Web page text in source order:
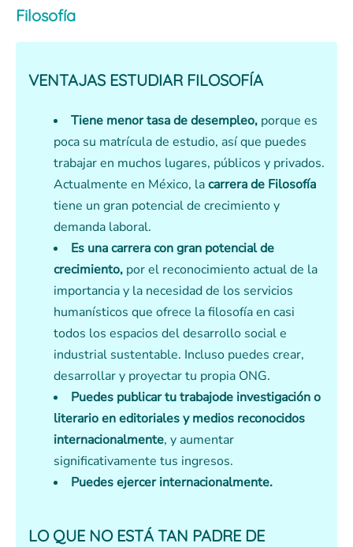
Filosofía
VENTAJAS ESTUDIAR FILOSOFÍA
Tiene menor tasa de desempleo, porque es
poca su matrícula de estudio, así que puedes
trabajar en muchos lugares, públicos y privados.
Actualmente en México, lacarrera de Filosofía
tiene un gran potencial de crecimiento y
demanda laboral.
Es una carrera con gran potencial de
crecimiento, por el reconocimiento actual de la
importancia y la necesidad de los servicios
humanísticos que ofrece la filosofía en casi
todos los espacios del desarrollo social e
industrial sustentable. Incluso puedes crear,
desarrollar y proyectar tu propia ONG.
Puedes publicar tu trabajode investigación o
literario en editoriales y medios reconocidos
internacionalmente, y aumentar
significativamente tus ingresos.
Puedes ejercer internacionalmente.
LO QUE NO ESTÁ TAN PADRE DE